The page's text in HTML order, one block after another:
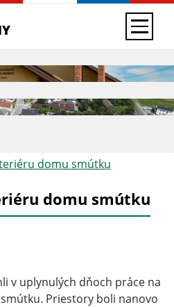
domu smútku
domu smútku
v uplynulých dňoch práce na
Priestory boli nanovo